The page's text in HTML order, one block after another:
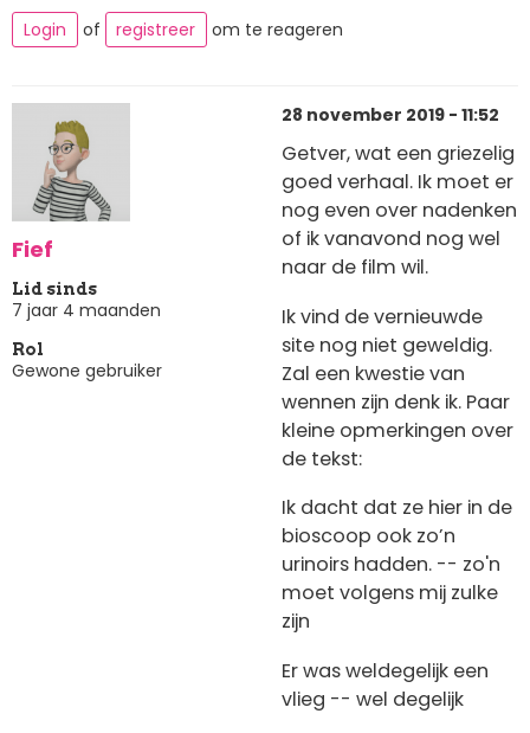
Login of registreer om te reageren
Fief
Lid sinds
7 jaar 4 maanden
Rol
Gewone gebruiker
28 november 2019 - 11:52
Getver, wat een griezelig
goed verhaal. Ik moet er
nog even over nadenken
of ik vanavond nog wel
naar de film wil.
Ik vind de vernieuwde
site nog niet geweldig.
Zal een kwestie van
wennen zijn denk ik. Paar
kleine opmerkingen over
de tekst:
Ik dacht dat ze hier in de
bioscoop ook zo’n
urinoirs hadden. -- zo'n
moet volgens mij zulke
zijn
Er was weldegelijk een
vlieg -- wel degelijk